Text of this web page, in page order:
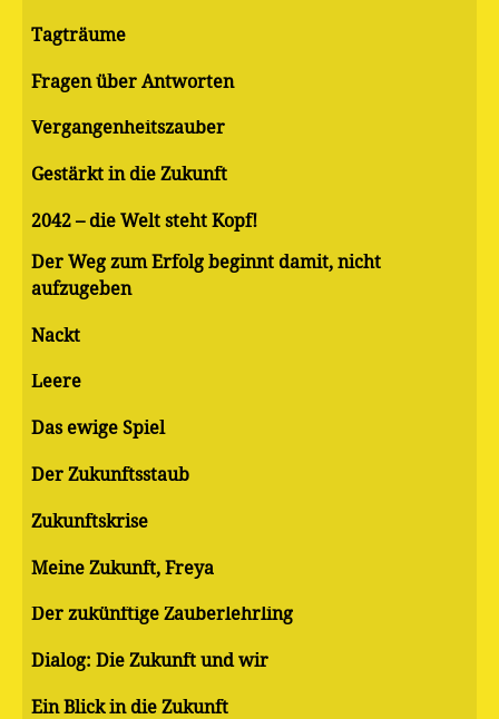
Tagträume
Fragen über Antworten
Vergangenheitszauber
Gestärkt in die Zukunft
2042 – die Welt steht Kopf!
Der Weg zum Erfolg beginnt damit, nicht
aufzugeben
Nackt
Leere
Das ewige Spiel
Der Zukunftsstaub
Zukunftskrise
Meine Zukunft, Freya
Der zukünftige Zauberlehrling
Dialog: Die Zukunft und wir
Ein Blick in die Zukunft